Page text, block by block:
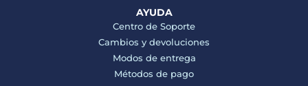
AYUDA
Centro de Soporte
Cambios y devoluciones
Modos de entrega
Métodos de pago